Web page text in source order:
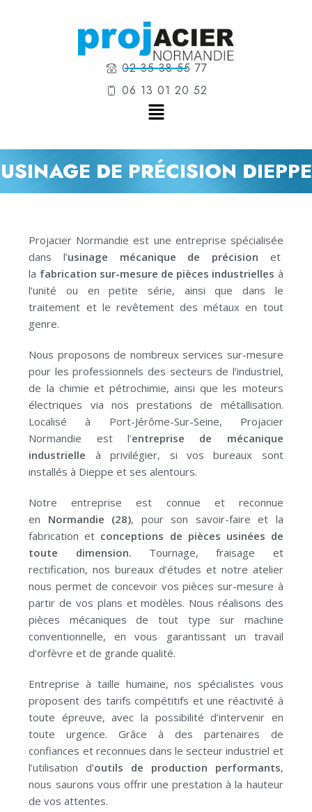
02 35 38 55 77
06 13 01 20 52
USINAGE DE PRÉCISION DIEPPE
Projacier Normandie est une entreprise spécialisée
dans l’usinage mécanique de précision et
la fabrication sur-mesure de pièces industrielles à
l’unité ou en petite série, ainsi que dans le
traitement et le revêtement des métaux en tout
genre.
Nous proposons de nombreux services sur-mesure
pour les professionnels des secteurs de l’industriel,
de la chimie et pétrochimie, ainsi que les moteurs
électriques via nos prestations de métallisation.
Localisé à Port-Jérôme-Sur-Seine, Projacier
Normandie est l’entreprise de mécanique
industrielle à privilégier, si vos bureaux sont
installés à Dieppe et ses alentours.
Notre entreprise est connue et reconnue
en Normandie (28), pour son savoir-faire et la
fabrication et conceptions de pièces usinées de
toute dimension. Tournage, fraisage et
rectification, nos bureaux d’études et notre atelier
nous permet de concevoir vos pièces sur-mesure à
partir de vos plans et modèles. Nous réalisons des
pièces mécaniques de tout type sur machine
conventionnelle, en vous garantissant un travail
d’orfèvre et de grande qualité.
Entreprise à taille humaine, nos spécialistes vous
proposent des tarifs compétitifs et une réactivité à
toute épreuve, avec la possibilité d’intervenir en
toute urgence. Grâce à des partenaires de
confiances et reconnues dans le secteur industriel et
l’utilisation d’outils de production performants,
nous saurons vous offrir une prestation à la hauteur
de vos attentes.